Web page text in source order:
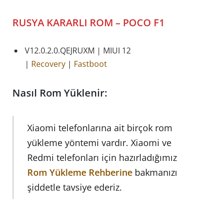
RUSYA KARARLI ROM – POCO F1
V12.0.2.0.QEJRUXM | MIUI 12
| Recovery | Fastboot
Nasıl Rom Yüklenir:
Xiaomi telefonlarına ait birçok rom
yükleme yöntemi vardır. Xiaomi ve
Redmi telefonları için hazırladığımız
Rom Yükleme Rehberine bakmanızı
şiddetle tavsiye ederiz.